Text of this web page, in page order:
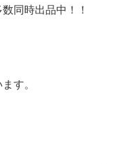
同時出品中！！
す。